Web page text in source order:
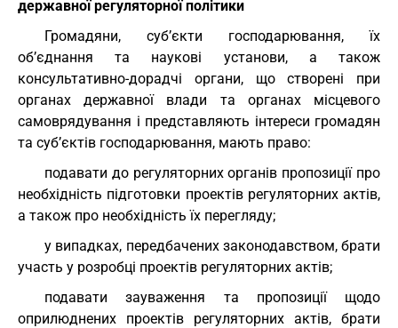
державної регуляторної політики
Громадяни, суб’єкти господарювання, їх
об’єднання та наукові установи, а також
консультативно-дорадчі органи, що створені при
органах державної влади та органах місцевого
самоврядування і представляють інтереси громадян
та суб’єктів господарювання, мають право:
подавати до регуляторних органів пропозиції про
необхідність підготовки проектів регуляторних актів,
а також про необхідність їх перегляду;
у випадках, передбачених законодавством, брати
участь у розробці проектів регуляторних актів;
подавати зауваження та пропозиції щодо
оприлюднених проектів регуляторних актів, брати